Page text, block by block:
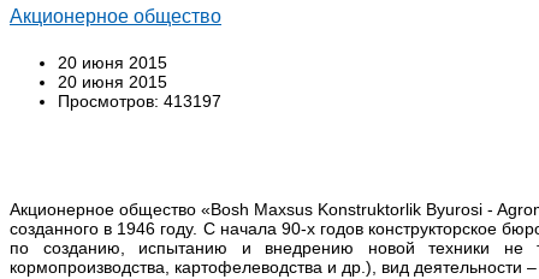
Акционерное общество
20 июня 2015
20 июня 2015
Просмотров: 413197
Акционерное общество «Bosh Maxsus Konstruktorlik Byurosi -
созданного в 1946 году. С начала 90-х годов конструкторское
по созданию, испытанию и внедрению новой техники не
кормопроизводства, картофелеводства и др.), вид деятельности